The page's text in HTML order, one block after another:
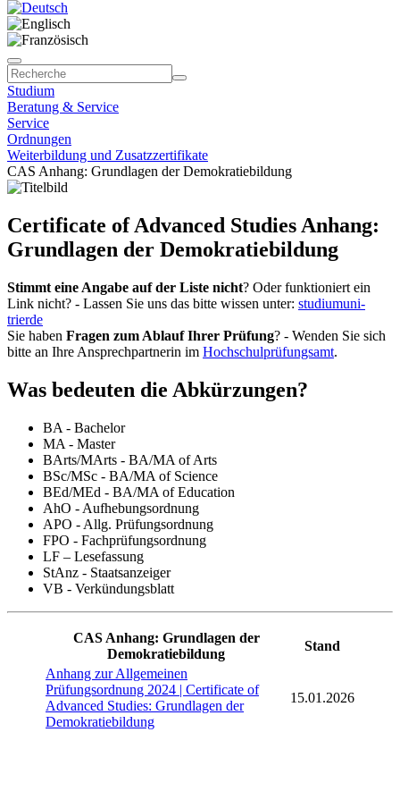
Studium
Beratung & Service
Service
Ordnungen
Weiterbildung und Zusatzzertifikate
CAS Anhang: Grundlagen der Demokratiebildung
Certificate of Advanced Studies Anhang:
Grundlagen der Demokratiebildung
Stimmt eine Angabe auf der Liste nicht? Oder funktioniert ein
Link nicht? - Lassen Sie uns das bitte wissen unter: studiumuni-
trierde
Sie haben Fragen zum Ablauf Ihrer Prüfung? - Wenden Sie sich
bitte an Ihre Ansprechpartnerin im Hochschulprüfungsamt.
Was bedeuten die Abkürzungen?
BA - Bachelor
MA - Master
BArts/MArts - BA/MA of Arts
BSc/MSc - BA/MA of Science
BEd/MEd - BA/MA of Education
AhO - Aufhebungsordnung
APO - Allg. Prüfungsordnung
FPO - Fachprüfungsordnung
LF – Lesefassung
StAnz - Staatsanzeiger
VB - Verkündungsblatt
CAS Anhang: Grundlagen der
Demokratiebildung
Stand
Anhang zur Allgemeinen
Prüfungsordnung 2024 | Certificate of
Advanced Studies: Grundlagen der
Demokratiebildung
15.01.2026